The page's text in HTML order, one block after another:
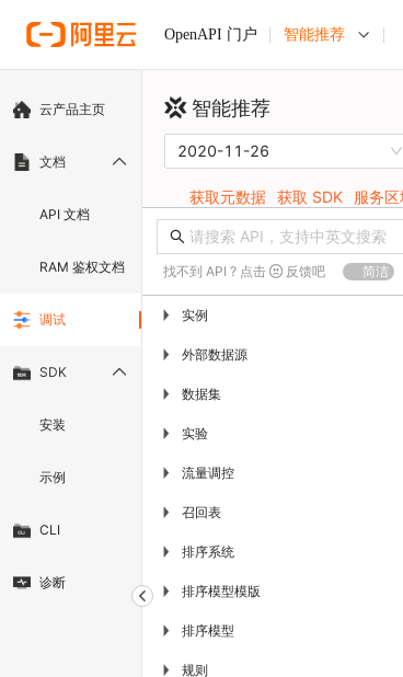
OpenAPI 门户 智能推荐
云产品主页
文档
API 文档
RAM 鉴权文档
调试
SDK
安装
示例
CLI
诊断
智能推荐
2020-11-26
获取元数据 获取 SDK 服务区
找不到 API ? 点击 反馈吧 简洁
▶ 实例
▶ 外部数据源
▶ 数据集
▶ 实验
▶ 流量调控
▶ 召回表
▶ 排序系统
▶ 排序模型模版
▶ 排序模型
▶ 规则